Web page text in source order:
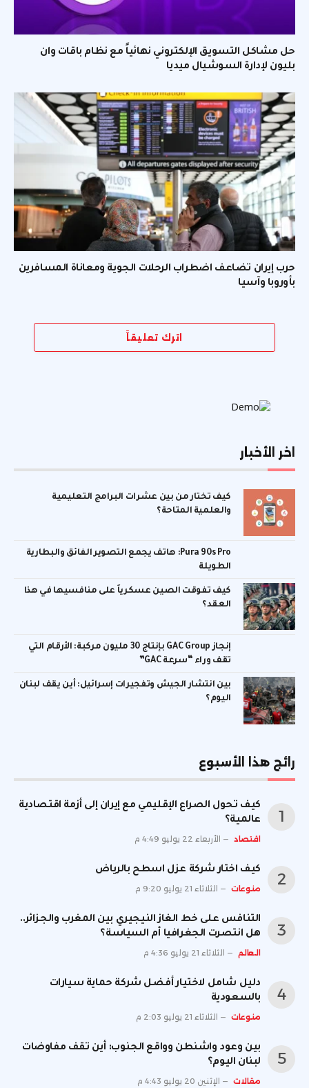
حل مشاكل التسويق الإلكتروني نهائياً مع نظام باقات وان
بليون لإدارة السوشيال ميديا
حرب إيران تضاعف اضطراب الرحلات الجوية ومعاناة المسافرين
بأوروبا وآسيا
اترك تعليقاً
اخر الأخبار
كيف تختار من بين عشرات البرامج التعليمية
والعلمية المتاحة؟
Pura 90s Pro: هاتف يجمع التصوير الفائق والبطارية
الطويلة
كيف تفوقت الصين عسكرياً على منافسيها في هذا
العقد؟
إنجاز GAC Group بإنتاج 30 مليون مركبة: الأرقام التي
تقف وراء “سرعة GAC”
بين انتشار الجيش وتفجيرات إسرائيل: أين يقف لبنان
اليوم؟
رائج هذا الأسبوع
كيف تحول الصراع الإقليمي مع إيران إلى أزمة اقتصادية
عالمية؟
اقتصاد الأربعاء 22 يوليو 4:49 م
كيف اختار شركة عزل اسطح بالرياض
منوعات الثلاثاء 21 يوليو 9:20 م
التنافس على خط الغاز النيجيري بين المغرب والجزائر..
هل انتصرت الجغرافيا أم السياسة؟
العالم الثلاثاء 21 يوليو 4:36 م
دليل شامل لاختيار أفضل شركة حماية سيارات
بالسعودية
منوعات الثلاثاء 21 يوليو 2:03 م
بين وعود واشنطن وواقع الجنوب: أين تقف مفاوضات
لبنان اليوم؟
مقالات الإثنين 20 يوليو 4:43 م